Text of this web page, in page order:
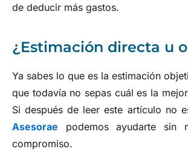
de deducir más gastos.
¿Estimación directa u
Ya sabes lo que es la estimación
que todavía no sepas cuál es la
Si después de leer este artículo no
Asesorae podemos ayudarte sin
compromiso.